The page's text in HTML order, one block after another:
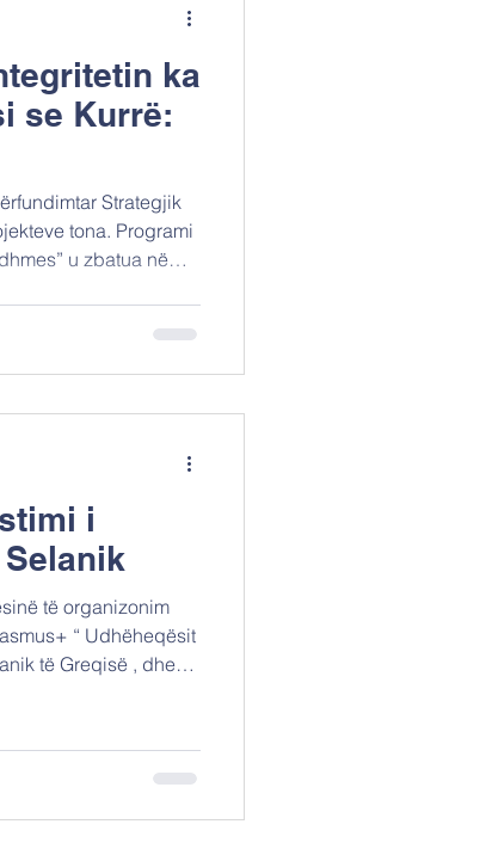
ka
se Kurrë:
Strategjik
u zbatua në
të bëjë me ndihmën
i
tonë të përbashkët